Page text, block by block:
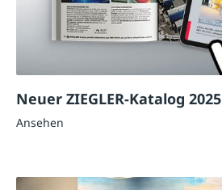
Neuer ZIEGLER-Katalog 2025
Ansehen